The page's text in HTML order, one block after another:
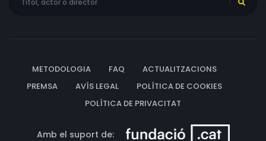
METODOLOGIA FAQ
ACTUALITZACIONS
PREMSA
AVÍS LEGAL
POLÍTICA DE COOKIES
POLÍTICA DE PRIVACITAT
Amb el suport de: